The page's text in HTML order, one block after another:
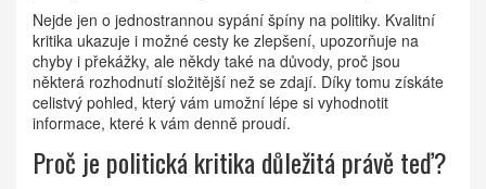
Nejde jen o jednostrannou sypání špíny na politiky. Kvalitní
kritika ukazuje i možné cesty ke zlepšení, upozorňuje na
chyby i překážky, ale někdy také na důvody, proč jsou
některá rozhodnutí složitější než se zdají. Díky tomu získáte
celistvý pohled, který vám umožní lépe si vyhodnotit
informace, které k vám denně proudí.
Proč je politická kritika důležitá právě teď?